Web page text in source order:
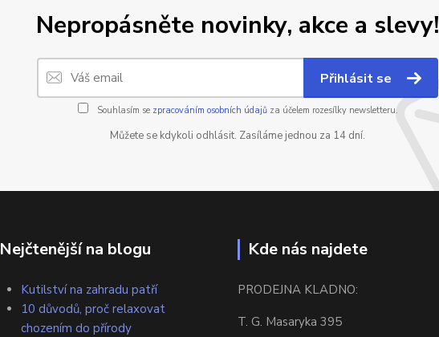
Nepropásněte novinky, akce a slevy!
Přihlásit se
Souhlasím se zpracováním osobních údajůza účelem rozesílky newsletteru.
Můžete se kdykoli odhlásit. Zasíláme jednou za 14 dní.
Nejčtenější na blogu
Kutilství na zahradu patří
10 důvodů, proč relaxovat
chozením do přírody
Kde nás najdete
PRODEJNA KLADNO:
T. G. Masaryka 395